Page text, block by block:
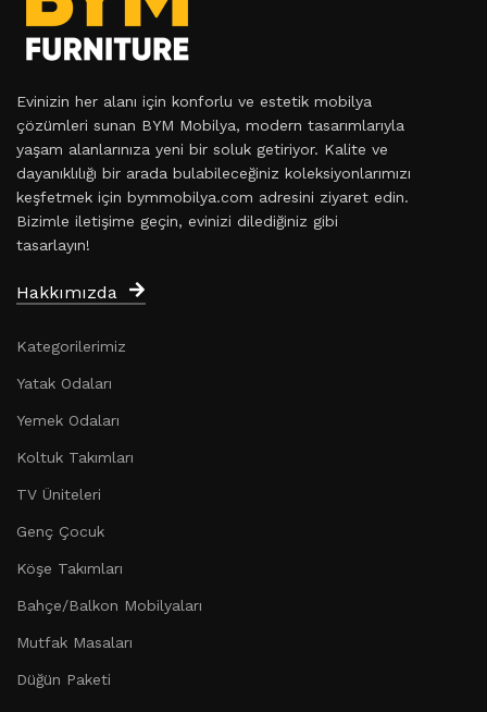
Evinizin her alanı için konforlu ve estetik mobilya
çözümleri sunan BYM Mobilya, modern tasarımlarıyla
yaşam alanlarınıza yeni bir soluk getiriyor. Kalite ve
dayanıklılığı bir arada bulabileceğiniz koleksiyonlarımızı
keşfetmek için bymmobilya.com adresini ziyaret edin.
Bizimle iletişime geçin, evinizi dilediğiniz gibi
tasarlayın!
Hakkımızda
Kategorilerimiz
Yatak Odaları
Yemek Odaları
Koltuk Takımları
TV Üniteleri
Genç Çocuk
Köşe Takımları
Bahçe/Balkon Mobilyaları
Mutfak Masaları
Düğün Paketi